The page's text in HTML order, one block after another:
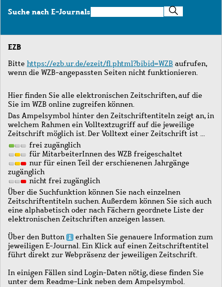
Katalog
Suche nach E-JournalsSuche
nach
Journals
EZB
Bitte https://ezb.ur.de/ezeit/fl.phtml?bibid=WZB aufrufen,
wenn die WZB-angepassten Seiten nicht funktionieren.
Hier finden Sie alle elektronischen Zeitschriften, auf die
Sie im WZB online zugreifen können.
Das Ampelsymbol hinter den Zeitschriftentiteln zeigt an, in
welchem Rahmen ein Volltextzugriff auf die jeweilige
Zeitschrift möglich ist. Der Volltext einer Zeitschrift ist …
frei zugänglich
für MitarbeiterInnen des WZB freigeschaltet
nur für einen Teil der erschienenen Jahrgänge
zugänglich
nicht frei zugänglich
Über die Suchfunktion können Sie nach einzelnen
Zeitschriftentiteln suchen. Außerdem können Sie sich auch
eine alphabetisch oder nach Fächern geordnete Liste der
elektronischen Zeitschriften anzeigen lassen.
Über den Button
erhalten Sie genauere Information zum
jeweiligen E-Journal. Ein Klick auf einen Zeitschriftentitel
führt direkt zur Webpräsenz der jeweiligen Zeitschrift.
In einigen Fällen sind Login-Daten nötig, diese finden Sie
unter dem Readme-Link neben dem Ampelsymbol.